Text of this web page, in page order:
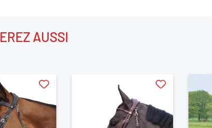
AUSSI
SE CONNECTER